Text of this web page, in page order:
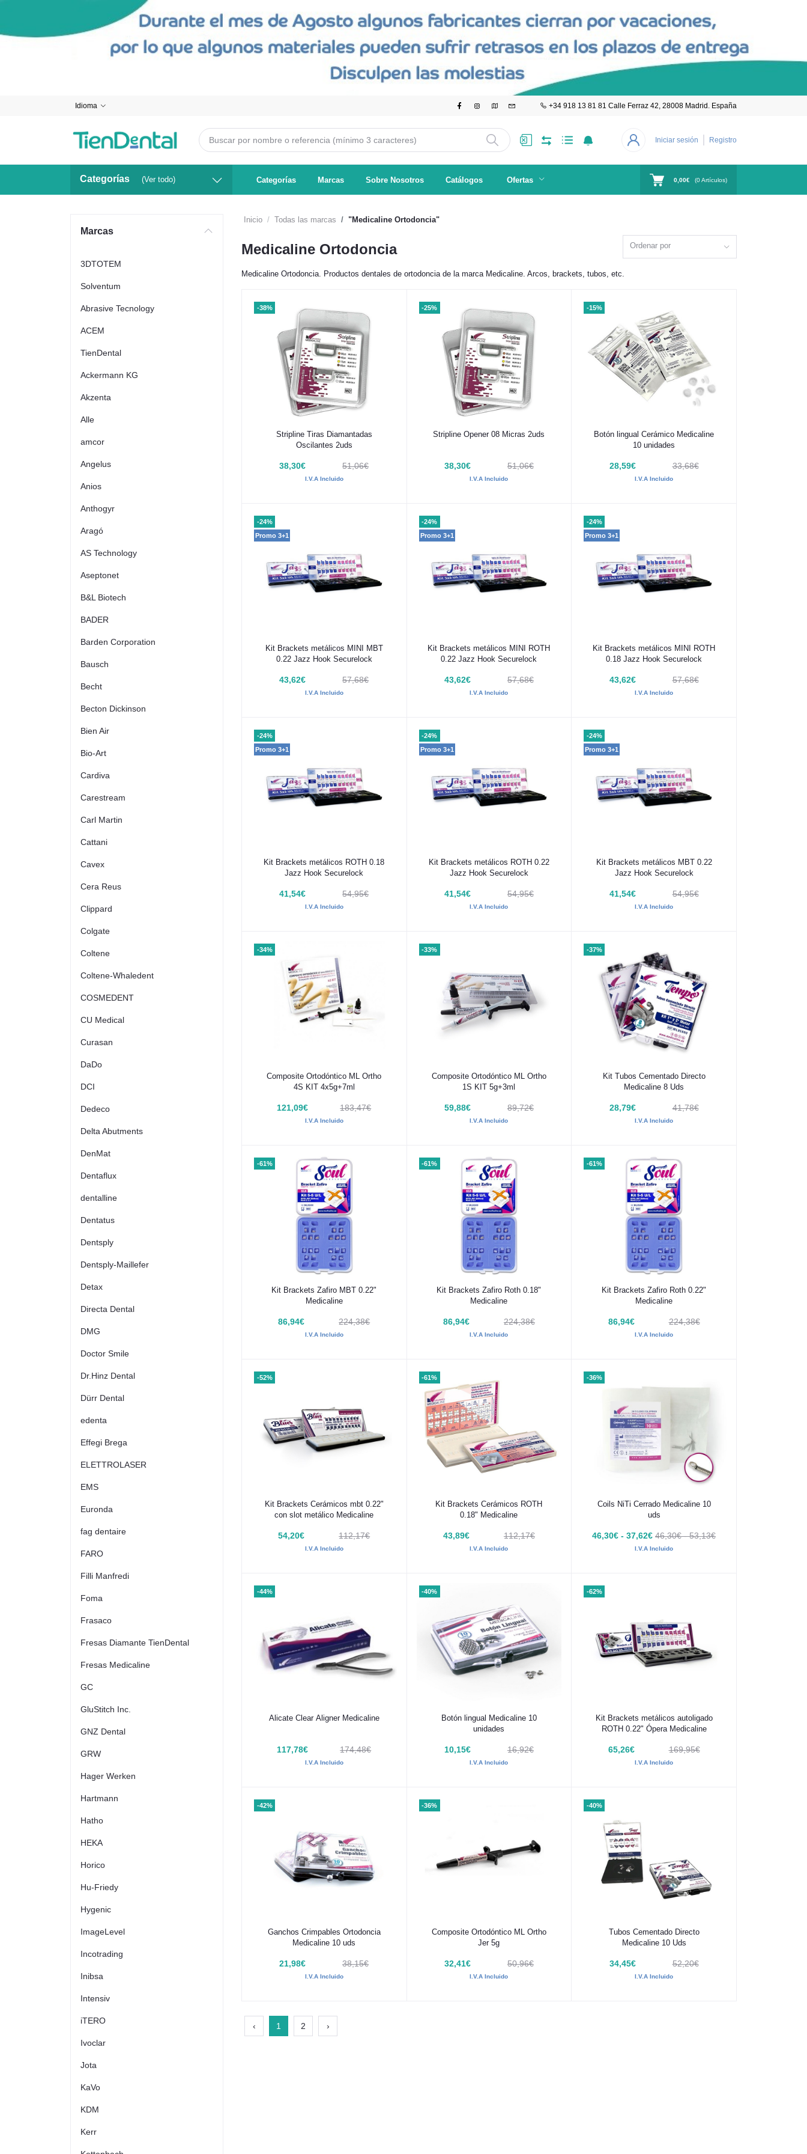
Idioma +34 918 13 81 81 Calle Ferraz 42, 28008 Madrid. España
Iniciar sesión Registro
Categorías (Ver todo) Categorías Marcas Sobre Nosotros Catálogos Ofertas 0,00€ (0Artículos)
Marcas
3DTOTEM
Solventum
Abrasive Tecnology
ACEM
TienDental
Ackermann KG
Akzenta
Alle
amcor
Angelus
Anios
Anthogyr
Aragó
AS Technology
Aseptonet
B&L Biotech
BADER
Barden Corporation
Bausch
Becht
Becton Dickinson
Bien Air
Bio-Art
Cardiva
Carestream
Carl Martin
Cattani
Cavex
Cera Reus
Clippard
Colgate
Coltene
Coltene-Whaledent
COSMEDENT
CU Medical
Curasan
DaDo
DCI
Dedeco
Delta Abutments
DenMat
Dentaflux
dentalline
Dentatus
Dentsply
Dentsply-Maillefer
Detax
Directa Dental
DMG
Doctor Smile
Dr.Hinz Dental
Dürr Dental
edenta
Effegi Brega
ELETTROLASER
EMS
Euronda
fag dentaire
FARO
Filli Manfredi
Foma
Frasaco
Fresas Diamante TienDental
Fresas Medicaline
GC
GluStitch Inc.
GNZ Dental
GRW
Hager Werken
Hartmann
Hatho
HEKA
Horico
Hu-Friedy
Hygenic
ImageLevel
Incotrading
Inibsa
Intensiv
iTERO
Ivoclar
Jota
KaVo
KDM
Kerr
Inicio Todas las marcas "Medicaline Ortodoncia"
Medicaline Ortodoncia Ordenar por
Medicaline Ortodoncia. Productos dentales de ortodoncia de la marca Medicaline. Arcos, brackets, tubos, etc.
-38%
Añadir al carrito
Stripline Tiras Diamantadas
Oscilantes 2uds
38,30€ 51,06€
I.V.A Incluido
-25%
Añadir al carrito
Stripline Opener 08 Micras 2uds
38,30€ 51,06€
I.V.A Incluido
-15%
Añadir al carrito
Botón lingual Cerámico Medicaline
10 unidades
28,59€ 33,68€
I.V.A Incluido
-24%
Promo 3+1
Añadir al carrito
Kit Brackets metálicos MINI MBT
0.22 Jazz Hook Securelock
43,62€ 57,68€
I.V.A Incluido
-24%
Promo 3+1
Añadir al carrito
Kit Brackets metálicos MINI ROTH
0.22 Jazz Hook Securelock
43,62€ 57,68€
I.V.A Incluido
-24%
Promo 3+1
Añadir al carrito
Kit Brackets metálicos MINI ROTH
0.18 Jazz Hook Securelock
43,62€ 57,68€
I.V.A Incluido
-24%
Promo 3+1
Añadir al carrito
Kit Brackets metálicos ROTH 0.18
Jazz Hook Securelock
41,54€ 54,95€
I.V.A Incluido
-24%
Promo 3+1
Añadir al carrito
Kit Brackets metálicos ROTH 0.22
Jazz Hook Securelock
41,54€ 54,95€
I.V.A Incluido
-24%
Promo 3+1
Añadir al carrito
Kit Brackets metálicos MBT 0.22
Jazz Hook Securelock
41,54€ 54,95€
I.V.A Incluido
-34%
Añadir al carrito
Composite Ortodóntico ML Ortho
4S KIT 4x5g+7ml
121,09€ 183,47€
I.V.A Incluido
-33%
Añadir al carrito
Composite Ortodóntico ML Ortho
1S KIT 5g+3ml
59,88€ 89,72€
I.V.A Incluido
-37%
Añadir al carrito
Kit Tubos Cementado Directo
Medicaline 8 Uds
28,79€ 41,78€
I.V.A Incluido
-61%
Añadir al carrito
Kit Brackets Zafiro MBT 0.22"
Medicaline
86,94€ 224,38€
I.V.A Incluido
-61%
Añadir al carrito
Kit Brackets Zafiro Roth 0.18"
Medicaline
86,94€ 224,38€
I.V.A Incluido
-61%
Añadir al carrito
Kit Brackets Zafiro Roth 0.22"
Medicaline
86,94€ 224,38€
I.V.A Incluido
-52%
Añadir al carrito
Kit Brackets Cerámicos mbt 0.22"
con slot metálico Medicaline
54,20€ 112,17€
I.V.A Incluido
-61%
Añadir al carrito
Kit Brackets Cerámicos ROTH
0.18" Medicaline
43,89€ 112,17€
I.V.A Incluido
-36%
Añadir al carrito
Coils NiTi Cerrado Medicaline 10
uds
46,30€ - 37,62€ 46,30€ - 53,13€
I.V.A Incluido
-44%
Añadir al carrito
Alicate Clear Aligner Medicaline
117,78€ 174,48€
I.V.A Incluido
-40%
Añadir al carrito
Botón lingual Medicaline 10
unidades
10,15€ 16,92€
I.V.A Incluido
-62%
Añadir al carrito
Kit Brackets metálicos autoligado
ROTH 0.22" Ópera Medicaline
65,26€ 169,95€
I.V.A Incluido
-42%
Añadir al carrito
Ganchos Crimpables Ortodoncia
Medicaline 10 uds
21,98€ 38,15€
I.V.A Incluido
-36%
Añadir al carrito
Composite Ortodóntico ML Ortho
Jer 5g
32,41€ 50,96€
I.V.A Incluido
-40%
Añadir al carrito
Tubos Cementado Directo
Medicaline 10 Uds
34,45€ 52,20€
I.V.A Incluido
‹ 1 2 ›